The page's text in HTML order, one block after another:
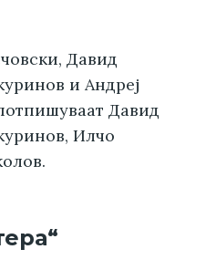
Давид
и Андреј
Давид
Илчо